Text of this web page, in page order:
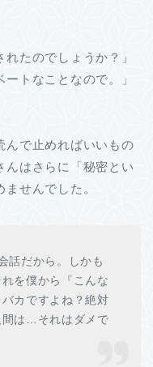
たのでしょうか？」
トなことなので。」
んで止めればいいもの
んはさらに「秘密とい
せんでした。
話だから。しかも
を僕から『こんな
カですよね？絶対
間は…それはダメで